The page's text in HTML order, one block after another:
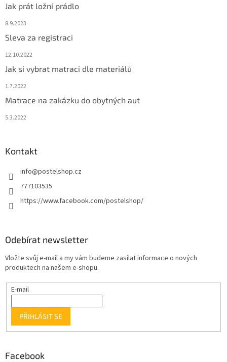
Jak prát ložní prádlo
8.9.2023
Sleva za registraci
12.10.2022
Jak si vybrat matraci dle materiálů
1.7.2022
Matrace na zakázku do obytných aut
5.3.2022
Kontakt
info@postelshop.cz
777103535
https://www.facebook.com/postelshop/
Odebírat newsletter
Vložte svůj e-mail a my vám budeme zasílat informace o nových
produktech na našem e-shopu.
E-mail
PŘIHLÁSIT SE
Facebook